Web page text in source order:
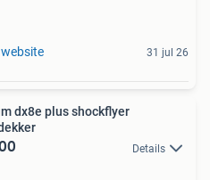
31 jul 26
dx8e plus shockflyer
Details